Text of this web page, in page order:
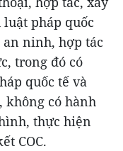
pháp quốc
ninh, hợp tác
trong đó có
quốc tế và
không có hành
thực hiện
COC.